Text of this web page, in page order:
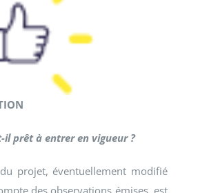
il prêt à entrer en vigueur ?
projet, éventuellement modifié
des observations émises, est